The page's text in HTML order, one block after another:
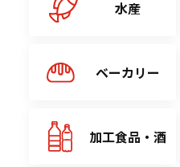
水産
ベーカリー
加工食品・酒